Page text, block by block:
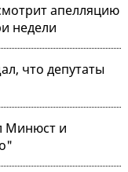
апелляцию
недели
что депутаты
Минюст и